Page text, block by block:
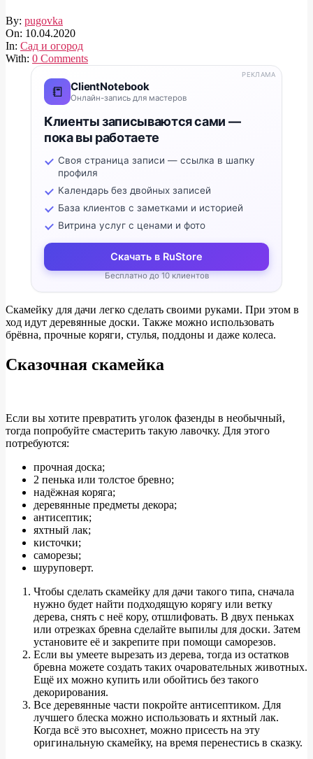
By: pugovka
On: 10.04.2020
In: Сад и огород
With: 0 Comments
📒 ClientNotebook
Онлайн-запись для мастеров
Клиенты записываются сами —
пока вы работаете
Своя страница записи — ссылка в шапку
профиля
Календарь без двойных записей
База клиентов с заметками и историей
Витрина услуг с ценами и фото
Скачать в RuStore
Бесплатно до 10 клиентов
РЕКЛАМА
Скамейку для дачи легко сделать своими руками. При этом в
ход идут деревянные доски. Также можно использовать
брёвна, прочные коряги, стулья, поддоны и даже колеса.
Сказочная скамейка
Если вы хотите превратить уголок фазенды в необычный,
тогда попробуйте смастерить такую лавочку. Для этого
потребуются:
прочная доска;
2 пенька или толстое бревно;
надёжная коряга;
деревянные предметы декора;
антисептик;
яхтный лак;
кисточки;
саморезы;
шуруповерт.
Чтобы сделать скамейку для дачи такого типа, сначала
нужно будет найти подходящую корягу или ветку
дерева, снять с неё кору, отшлифовать. В двух пеньках
или отрезках бревна сделайте выпилы для доски. Затем
установите её и закрепите при помощи саморезов.
Если вы умеете вырезать из дерева, тогда из остатков
бревна можете создать таких очаровательных животных.
Ещё их можно купить или обойтись без такого
декорирования.
Все деревянные части покройте антисептиком. Для
лучшего блеска можно использовать и яхтный лак.
Когда всё это высохнет, можно присесть на эту
оригинальную скамейку, на время перенестись в сказку.